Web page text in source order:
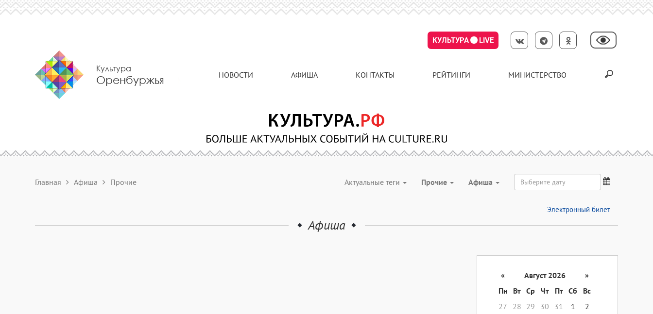
КУЛЬТУРА LIVE
Культура
Оренбуржья НОВОСТИ АФИША КОНТАКТЫ РЕЙТИНГИ МИНИСТЕРСТВО
Главная Афиша Прочие Актуальные теги Прочие Aфиша
Электронный билет
Афиша
« Август 2026
»
Пн
Вт Ср Чт Пт Сб
Вс
27
28 29 30 31 1
2